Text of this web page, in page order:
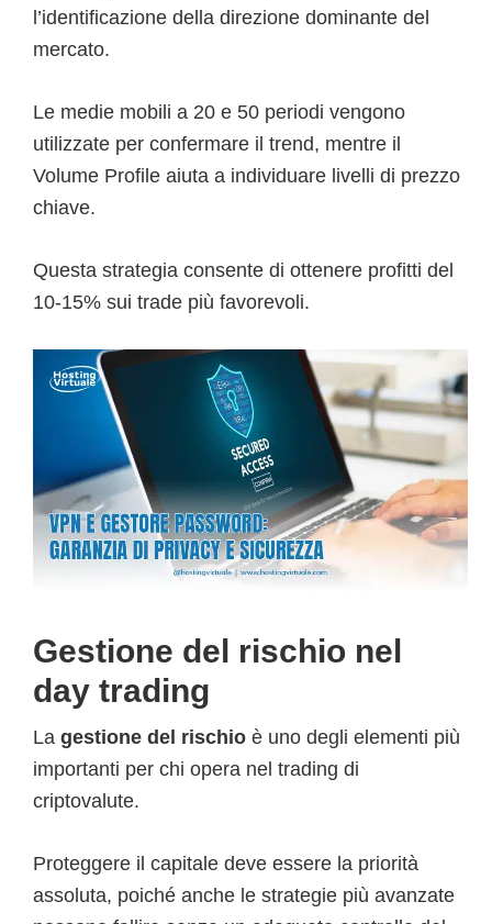
l’identificazione della direzione dominante del
mercato.
Le medie mobili a 20 e 50 periodi vengono
utilizzate per confermare il trend, mentre il
Volume Profile aiuta a individuare livelli di prezzo
chiave.
Questa strategia consente di ottenere profitti del
10-15% sui trade più favorevoli.
Gestione del rischio nel
day trading
La gestione del rischio è uno degli elementi più
importanti per chi opera nel trading di
criptovalute.
Proteggere il capitale deve essere la priorità
assoluta, poiché anche le strategie più avanzate